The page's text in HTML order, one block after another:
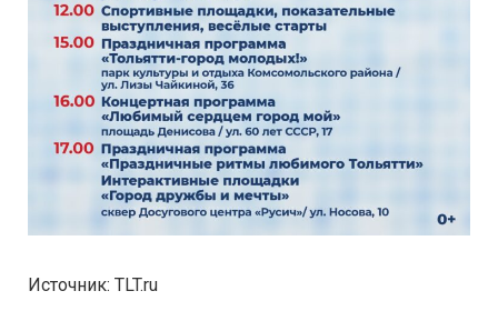
Источник: TLT.ru